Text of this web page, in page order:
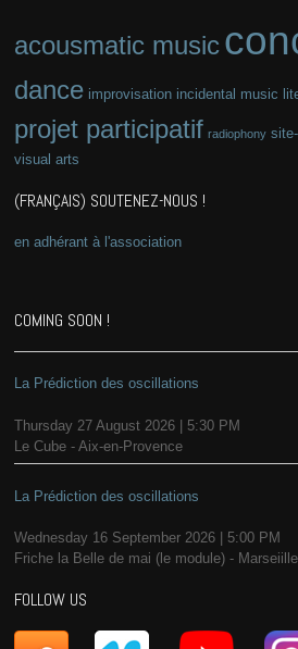
acousmatic music
dance improvisation incidental music
projet participatif radiophony
visual arts
(FRANÇAIS) SOUTENEZ-NOUS !
en adhérant à l'association
COMING SOON !
La Prédiction des oscillations
Thursday 27 August 2026 | 5:30 PM
Le Cube - Aix-en-Provence
La Prédiction des oscillations
Wednesday 16 September 2026 | 5:00 PM
Friche la Belle de mai (le module) - Marseiille
FOLLOW US